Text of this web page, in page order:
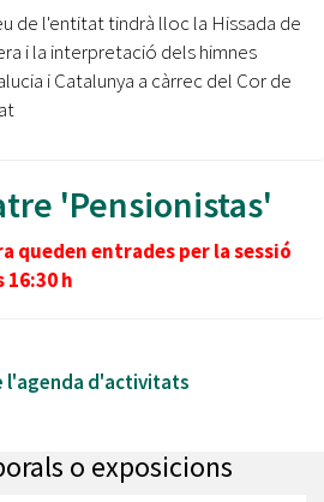
de l'entitat tindrà lloc la Hissada de
i la interpretació dels himnes
i Catalunya a càrrec del Cor de
'Pensionistas'
queden entrades per la sessió
16:30 h
l'agenda d'activitats
o exposicions